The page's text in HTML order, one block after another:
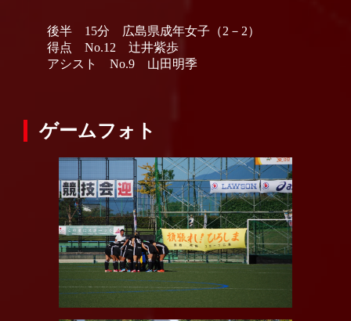
後半 15分 広島県成年女子（2－2）
得点 No.12 辻井紫歩
アシスト No.9 山田明季
ゲームフォト